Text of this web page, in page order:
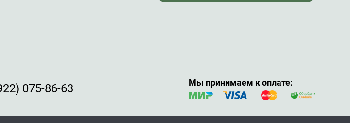
075-86-63 Мы принимаем к оплате: